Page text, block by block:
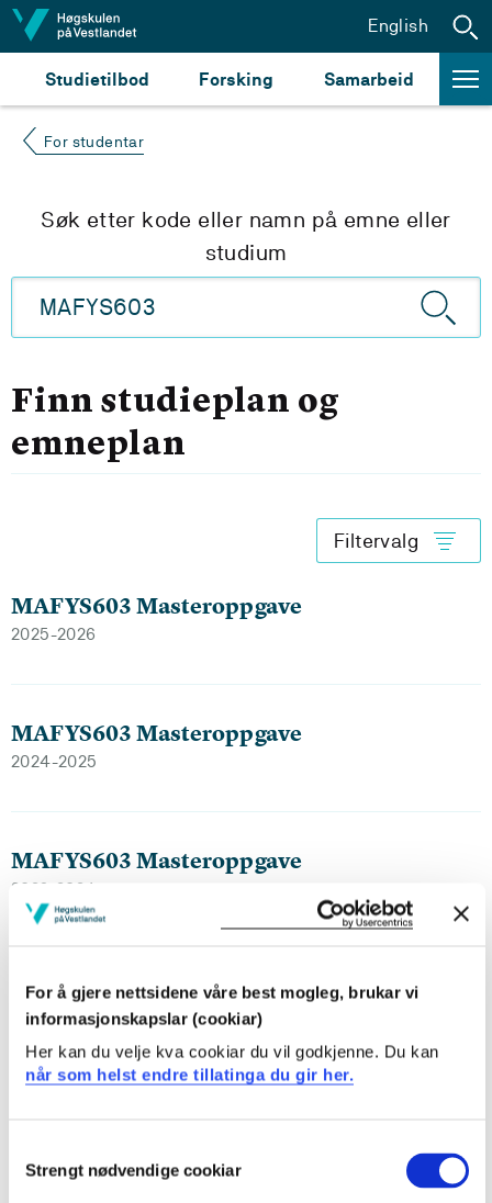
For å gjere nettsidene våre best mogleg, brukar vi
informasjonskapslar (cookiar)
Her kan du velje kva cookiar du vil godkjenne. Du kan
når som helst endre tillatinga du gir her.
Selection
Strengt nødvendige cookiar
Hopp til innhald
Studietilbod Forsking Samarbeid
English
For studentar
Søk etter kode eller namn på emne eller
studium
Finn studieplan og
emneplan
Filtervalg
MAFYS603 Masteroppgave
2025-2026
MAFYS603 Masteroppgave
2024-2025
MAFYS603 Masteroppgave
2023-2024
MAFYS603 Masteroppgave
2022-2023